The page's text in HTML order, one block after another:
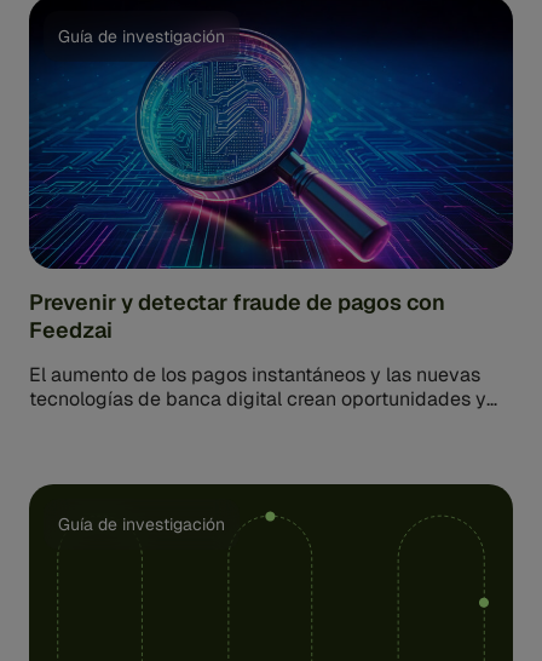
Guía de investigación
Prevenir y detectar fraude de pagos con
Feedzai
El aumento de los pagos instantáneos y las nuevas
tecnologías de banca digital crean oportunidades y
Guía de investigación